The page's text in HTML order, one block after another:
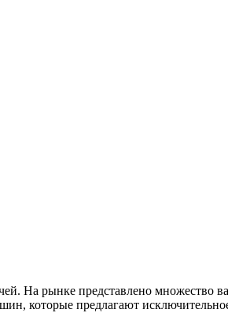
На рынке представлено множество
которые предлагают